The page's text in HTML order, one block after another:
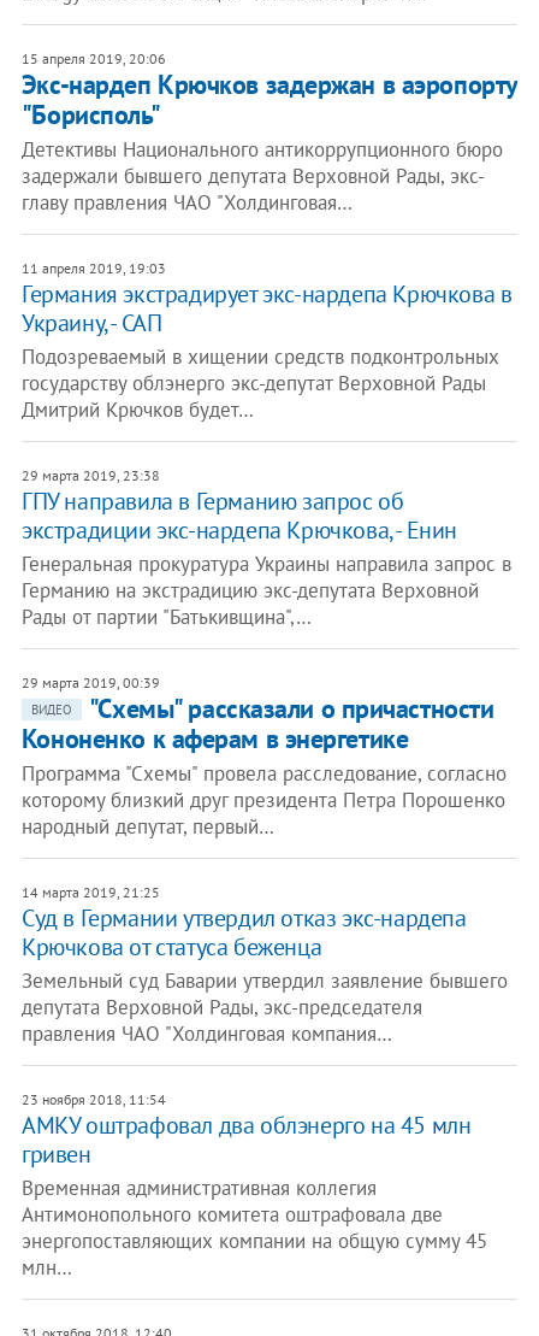
15 апреля 2019, 20:06
Экс-нардеп Крючков задержан в аэропорту
"Борисполь"
Детективы Национального антикоррупционного бюро
задержали бывшего депутата Верховной Рады, экс-
главу правления ЧАО "Холдинговая…
11 апреля 2019, 19:03
Германия экстрадирует экс-нардепа Крючкова в
Украину, - САП
Подозреваемый в хищении средств подконтрольных
государству облэнерго экс-депутат Верховной Рады
Дмитрий Крючков будет…
29 марта 2019, 23:38
ГПУ направила в Германию запрос об
экстрадиции экс-нардепа Крючкова, - Енин
Генеральная прокуратура Украины направила запрос в
Германию на экстрадицию экс-депутата Верховной
Рады от партии "Батькивщина",…
29 марта 2019, 00:39
ВИДЕО
"Схемы" рассказали о причастности
Кононенко к аферам в энергетике
Программа "Схемы" провела расследование, согласно
которому близкий друг президента Петра Порошенко
народный депутат, первый…
14 марта 2019, 21:25
Суд в Германии утвердил отказ экс-нардепа
Крючкова от статуса беженца
Земельный суд Баварии утвердил заявление бывшего
депутата Верховной Рады, экс-председателя
правления ЧАО "Холдинговая компания…
23 ноября 2018, 11:54
АМКУ оштрафовал два облэнерго на 45 млн
гривен
Временная административная коллегия
Антимонопольного комитета оштрафовала две
энергопоставляющих компании на общую сумму 45
млн…